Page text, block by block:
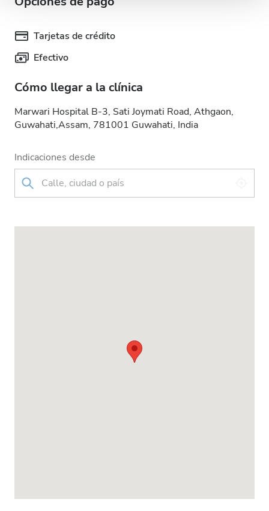
que les haya proporcionado o que hayan recopilado a
Tarjetas de crédito
Efectivo
Cómo llegar a la clínica
Marwari Hospital B-3, Sati Joymati Road, Athgaon,
Guwahati,Assam, 781001 Guwahati, India
Indicaciones desde